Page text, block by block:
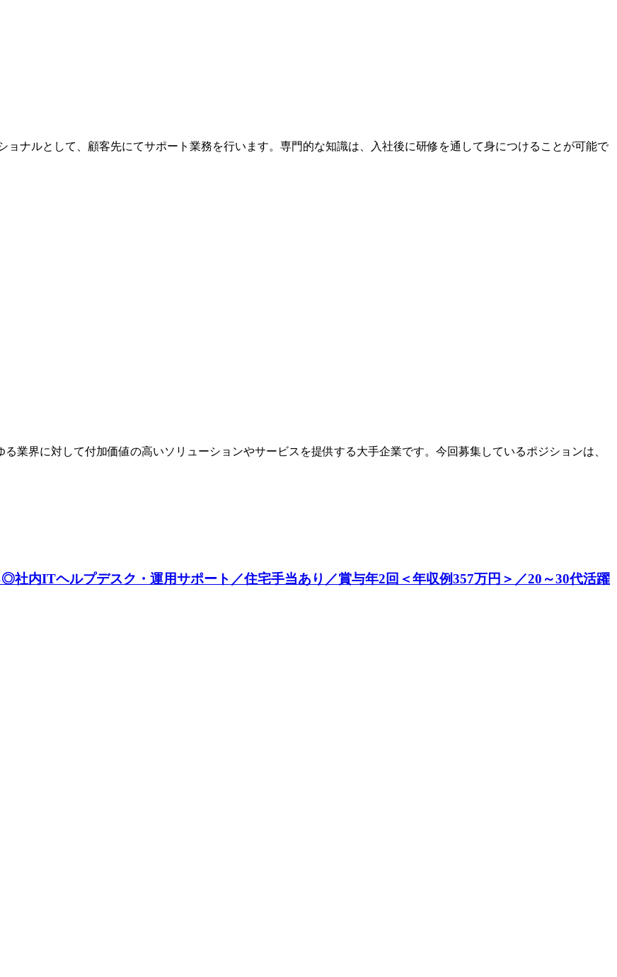
ナルとして、顧客先にてサポート業務を行います。専門的な知識は、入社後に研修を通して身につけることが可能で
業界に対して付加価値の高いソリューションやサービスを提供する大手企業です。今回募集しているポジションは、
社内ITヘルプデスク・運用サポート／住宅手当あり／賞与年2回＜年収例357万円＞／20～30代活躍